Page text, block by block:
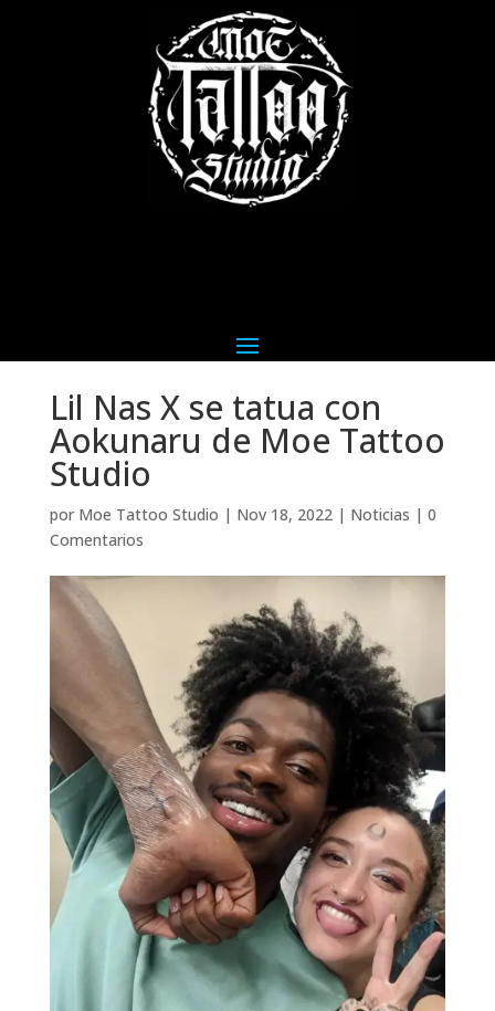
Lil Nas X se tatua con
Aokunaru de Moe Tattoo
Studio
por Moe Tattoo Studio | Nov 18, 2022| Noticias | 0
Comentarios